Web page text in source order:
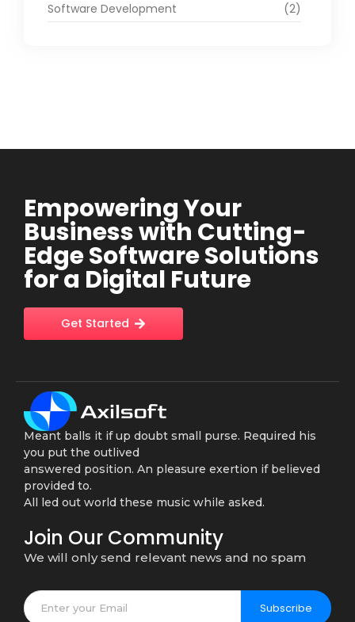
Software Development
(2)
Empowering Your
Business with Cutting-
Edge Software Solutions
for a Digital Future
Get Started
Meant balls it if up doubt small purse. Required his
you put the outlived
answered position. An pleasure exertion if believed
provided to.
All led out world these music while asked.
Join Our Community
We will only send relevant news and no spam
Subscribe